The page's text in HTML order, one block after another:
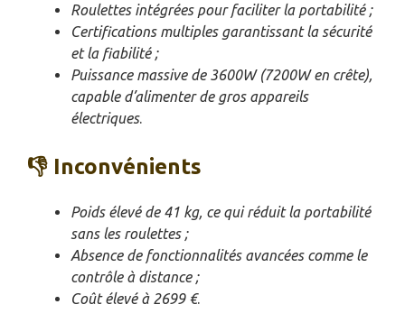
Roulettes intégrées pour faciliter la portabilité ;
Certifications multiples garantissant la sécurité
et la fiabilité ;
Puissance massive de 3600W (7200W en crête),
capable d’alimenter de gros appareils
électriques.
👎 Inconvénients
Poids élevé de 41 kg, ce qui réduit la portabilité
sans les roulettes ;
Absence de fonctionnalités avancées comme le
contrôle à distance ;
Coût élevé à 2699 €.